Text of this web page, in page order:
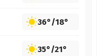
36°/18°
35°/21°